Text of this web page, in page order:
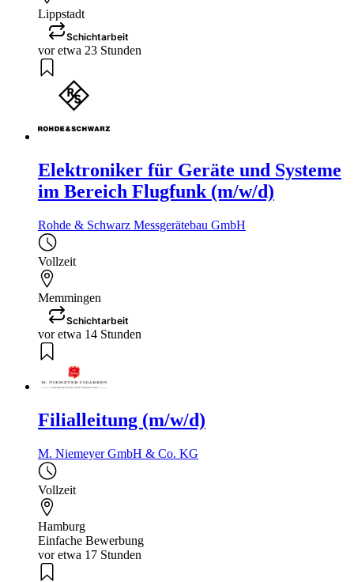
Lippstadt
Schichtarbeit
vor etwa 23 Stunden
Elektroniker für Geräte und Systeme
im Bereich Flugfunk (m/w/d)
Rohde & Schwarz Messgerätebau GmbH
Vollzeit
Memmingen
Schichtarbeit
vor etwa 14 Stunden
Filialleitung (m/w/d)
M. Niemeyer GmbH & Co. KG
Vollzeit
Hamburg
Einfache Bewerbung
vor etwa 17 Stunden